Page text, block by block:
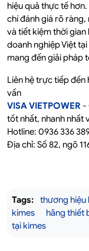
hiệu quả thực tế
chí đánh giá rõ
và tiết kiệm thời gian
doanh nghiệp Việt
mang đến giải pháp
Liên hệ trực tiếp
vấn
VISA VIETPOWER -
tốt nhất, nhanh nhất
Hotline: 0936 336
Địa chỉ: Số 82, ngõ
Tags: thương hiệu
kimes
hãng thiết
tại kimes